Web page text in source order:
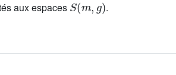
aux espaces
.